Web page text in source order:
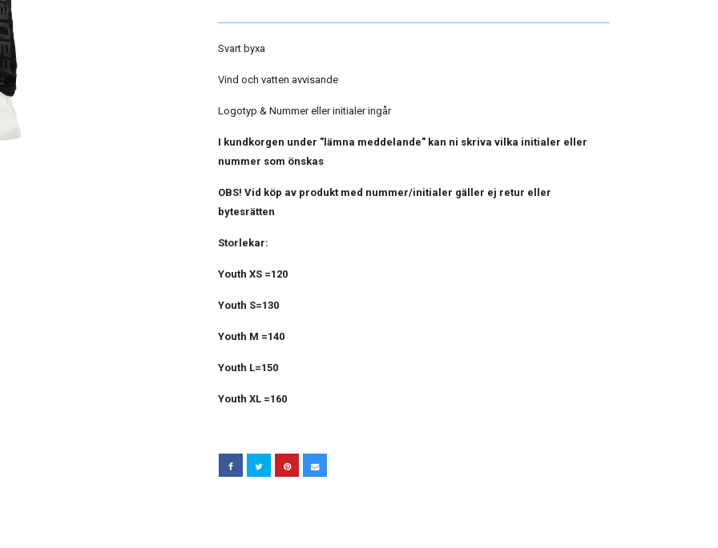
Svart byxa
Vind och vatten avvisande
Logotyp & Nummer eller initialer ingår
I kundkorgen under "lämna meddelande" kan ni skriva vilka initialer eller
nummer som önskas
OBS! Vid köp av produkt med nummer/initialer gäller ej retur eller
bytesrätten
Storlekar:
Youth XS =120
Youth S=130
Youth M =140
Youth L=150
Youth XL =160